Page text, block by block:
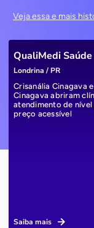
Veja essa e mais
QualiMedi Saúde
Londrina / PR
Crisanália Cinagava
Cinagava abriram
atendimento de
preço acessível
Saiba mais